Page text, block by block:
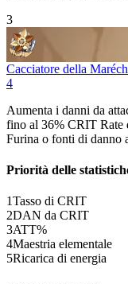
3
Cacciatore della
4
Aumenta i danni da
fino al 36% CRIT Rate
Furina o fonti di danno
Priorità delle
1Tasso di CRIT
2DAN da CRIT
3ATT%
4Maestria elementale
5Ricarica di energia